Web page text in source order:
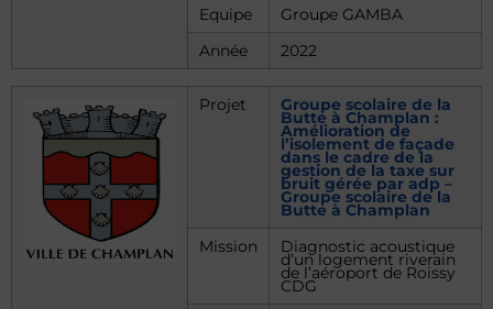
Equipe
Groupe GAMBA
Année
2022
Projet Groupe scolaire de la
Butte à Champlan :
Amélioration de
l’isolement de façade
dans le cadre de la
gestion de la taxe sur
bruit gérée par adp –
Groupe scolaire de la
Butte à Champlan
Mission
Diagnostic acoustique
d’un logement riverain
de l’aéroport de Roissy
CDG